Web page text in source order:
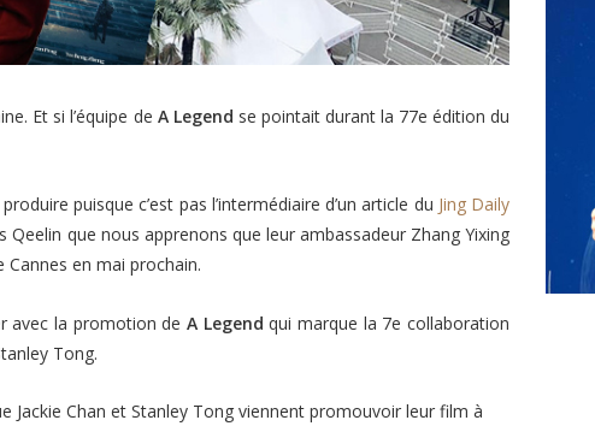
Et si l’équipe de A Legend se pointait durant la 77e édition du
puisque c’est pas l’intermédiaire d’un article du Jing Daily
que nous apprenons que leur ambassadeur Zhang Yixing
en mai prochain.
avec la promotion de A Legend qui marque la 7e collaboration
Tong.
Jackie Chan et Stanley Tong viennent promouvoir leur film à